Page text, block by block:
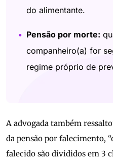
do alimentante.
Pensão por morte:
companheiro(a) for
regime próprio de
A advogada também
da pensão por falecimento,
falecido são divididos em 3